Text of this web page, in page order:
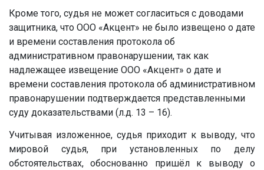
Кроме того, судья не может согласиться с доводами
защитника, что ООО «Акцент» не было извещено о дате
и времени составления протокола об
административном правонарушении, так как
надлежащее извещение ООО «Акцент» о дате и
времени составления протокола об административном
правонарушении подтверждается представленными
суду доказательствами (л.д. 13 – 16).
Учитывая изложенное, судья приходит к выводу, что
мировой судья, при установленных по делу
обстоятельствах, обоснованно пришёл к выводу о